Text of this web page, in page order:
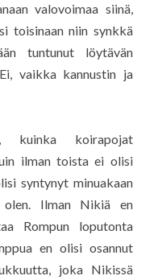
valovoimaa siinä,
toisinaan niin synkkä
tuntunut löytävän
vaikka kannustin ja
kuinka koirapojat
ilman toista ei olisi
syntynyt minuakaan
olen. Ilman Nikiä en
Rompun loputonta
en olisi osannut
joka Nikissä